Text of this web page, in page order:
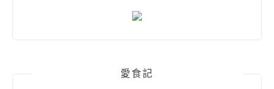
愛食記